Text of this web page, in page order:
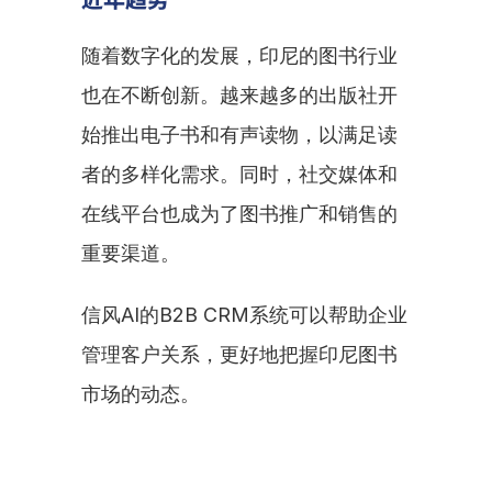
随着数字化的发展，印尼的图书行业
也在不断创新。越来越多的出版社开
始推出电子书和有声读物，以满足读
者的多样化需求。同时，社交媒体和
在线平台也成为了图书推广和销售的
重要渠道。
信风AI的B2B CRM系统可以帮助企业
管理客户关系，更好地把握印尼图书
市场的动态。